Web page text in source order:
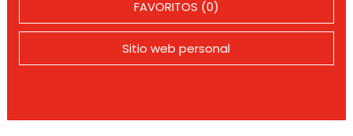
FAVORITOS (0)
Sitio web personal